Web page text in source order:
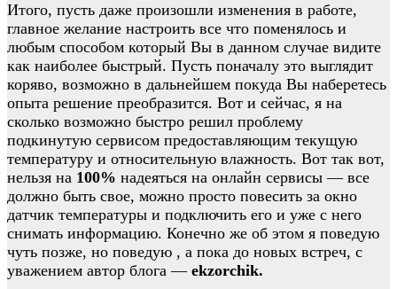
Итого, пусть даже произошли изменения в работе,
главное желание настроить все что поменялось и
любым способом который Вы в данном случае видите
как наиболее быстрый. Пусть поначалу это выглядит
коряво, возможно в дальнейшем покуда Вы наберетесь
опыта решение преобразится. Вот и сейчас, я на
сколько возможно быстро решил проблему
подкинутую сервисом предоставляющим текущую
температуру и относительную влажность. Вот так вот,
нельзя на 100% надеяться на онлайн сервисы — все
должно быть свое, можно просто повесить за окно
датчик температуры и подключить его и уже с него
снимать информацию. Конечно же об этом я поведую
чуть позже, но поведую , а пока до новых встреч, с
уважением автор блога — ekzorchik.